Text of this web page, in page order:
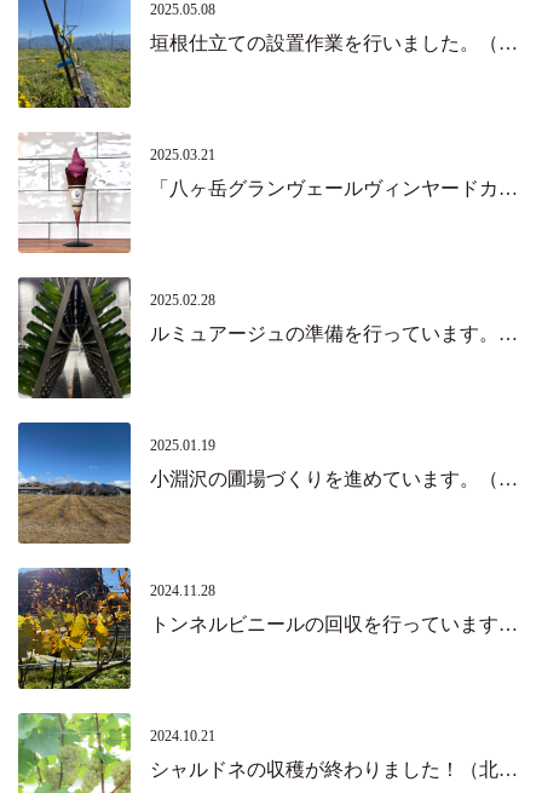
2025.05.08
垣根仕立ての設置作業を行いました。（北杜市）
2025.03.21
「八ヶ岳グランヴェールヴィンヤードカフェ」がオープンしました！（北杜市）
2025.02.28
ルミュアージュの準備を行っています。（北杜市）
2025.01.19
小淵沢の圃場づくりを進めています。（北杜市）
2024.11.28
トンネルビニールの回収を行っています。（北杜市）
2024.10.21
シャルドネの収穫が終わりました！（北杜市）